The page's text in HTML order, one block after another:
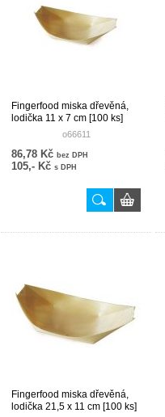
Fingerfood miska dřevěná,
lodička 11 x 7 cm [100 ks]
o66611
86,78 Kč bez DPH
105,- Kč s DPH
Fingerfood miska dřevěná,
lodička 21,5 x 11 cm [100 ks]